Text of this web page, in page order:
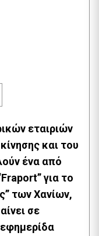
εταιριών
και του
ένα από
για το
των Χανίων,
σε